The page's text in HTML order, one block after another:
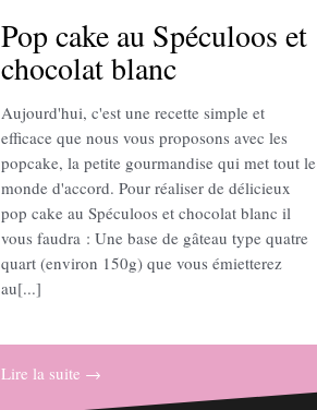
Pop cake au Spéculoos et
chocolat blanc
Aujourd'hui, c'est une recette simple et
efficace que nous vous proposons avec les
popcake, la petite gourmandise qui met tout le
monde d'accord. Pour réaliser de délicieux
pop cake au Spéculoos et chocolat blanc il
vous faudra : Une base de gâteau type quatre
quart (environ 150g) que vous émietterez
au[...]
Lire la suite →